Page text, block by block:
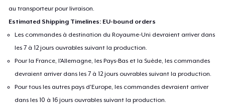
au transporteur pour livraison.
Estimated Shipping Timelines: EU-bound orders
Les commandes à destination du Royaume-Uni devraient arriver dans
les 7 à 12 jours ouvrables suivant la production.
Pour la France, l'Allemagne, les Pays-Bas et la Suède, les commandes
devraient arriver dans les 7 à 12 jours ouvrables suivant la production.
Pour tous les autres pays d'Europe, les commandes devraient arriver
dans les 10 à 16 jours ouvrables suivant la production.